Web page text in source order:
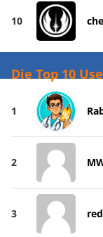
10
Die Top 10
1
2
3